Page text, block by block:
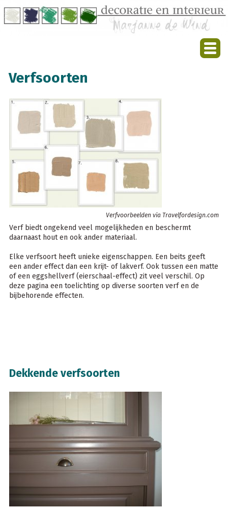
Verfsoorten
Verfvoorbeelden via Travelfordesign.com
Verf biedt ongekend veel mogelijkheden en beschermt
daarnaast hout en ook ander materiaal.
Elke verfsoort heeft unieke eigenschappen. Een beits geeft
een ander effect dan een krijt- of lakverf. Ook tussen een matte
of een eggshellverf (eierschaal-effect) zit veel verschil. Op
deze pagina een toelichting op diverse soorten verf en de
bijbehorende effecten.
Dekkende verfsoorten